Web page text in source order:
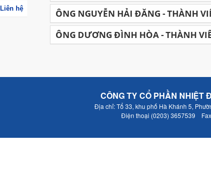
Liên hệ
ÔNG NGUYỄN HẢI ĐĂNG - THÀNH
ÔNG DƯƠNG ĐÌNH HÒA - THÀNH
CÔNG TY CỔ PHẦN NHIỆT
Địa chỉ: Tổ 33, khu phố Hà Khánh 5,
Điện thoại (0203) 3657539